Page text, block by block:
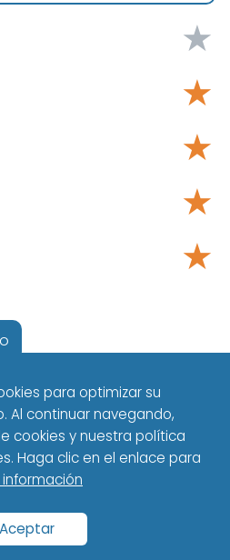
★
★
★
★
★
VS deskpro vs zendesk
para optimizar su
Al continuar navegando,
cookies y nuestra política
Haga clic en el enlace para
información
Aceptar